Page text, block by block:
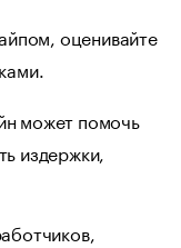
оценивайте
может помочь
издержки,